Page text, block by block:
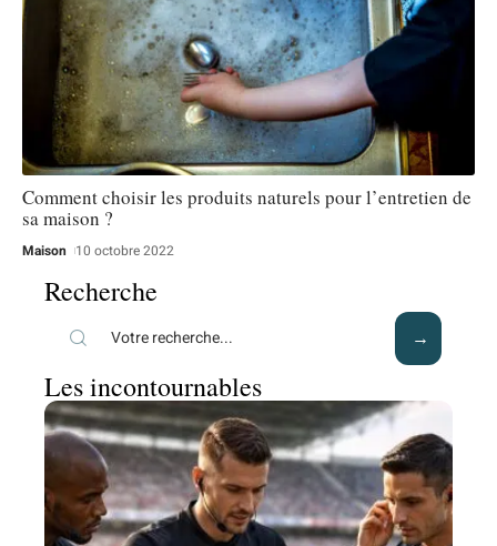
Comment choisir les produits naturels pour l’entretien de
sa maison ?
Maison 10 octobre 2022
Recherche
Les incontournables